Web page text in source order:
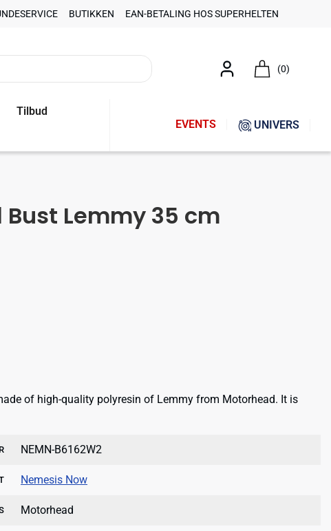
BUTIKKEN EAN-BETALING HOS SUPERHELTEN
(0)
Tilbud
EVENTS UNIVERS
Lemmy 35 cm
of high-quality polyresin of Lemmy from Motorhead. It is
NEMN-B6162W2
Nemesis Now
Motorhead